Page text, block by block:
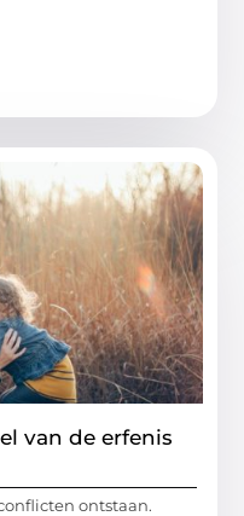
van de erfenis
ontstaan.